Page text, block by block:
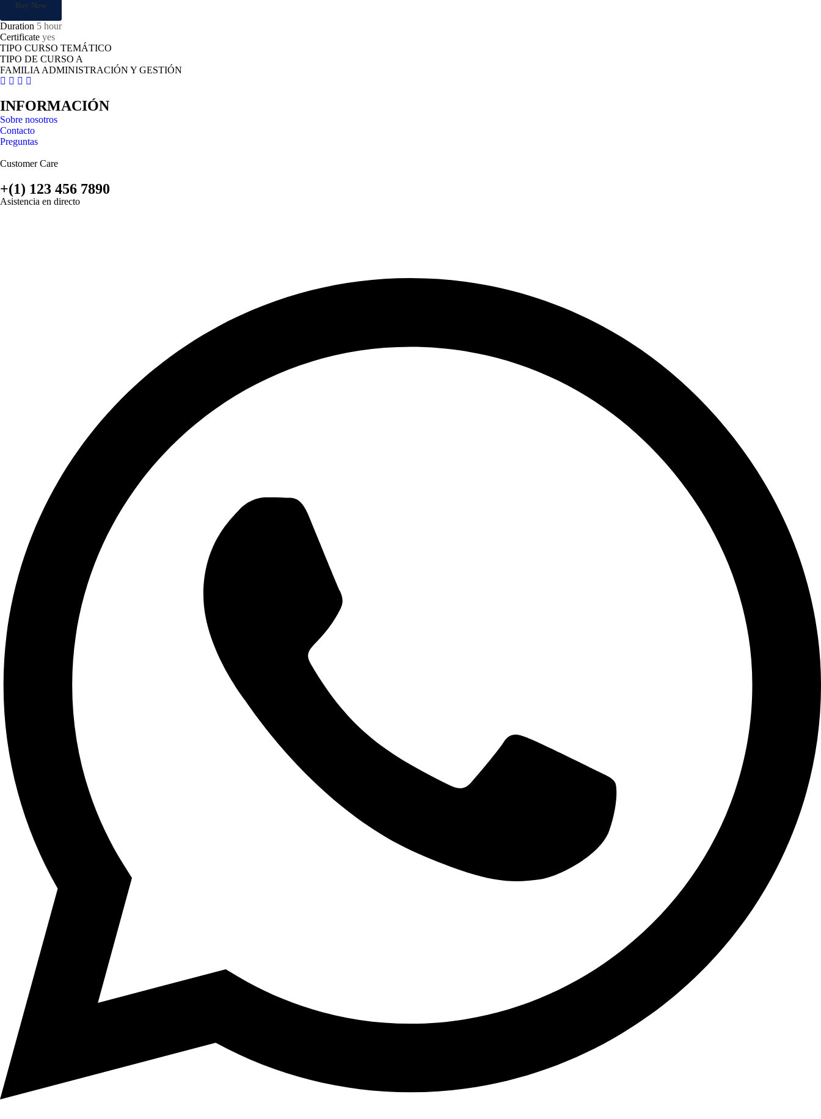
Buy Now
Duration 5 hour
Certificate yes
TIPO CURSO TEMÁTICO
TIPO DE CURSO A
FAMILIA ADMINISTRACIÓN Y GESTIÓN
INFORMACIÓN
Sobre nosotros
Contacto
Preguntas
Customer Care
+(1) 123 456 7890
Asistencia en directo